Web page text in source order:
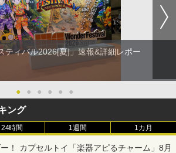
ティバル2026[夏]」速報&詳細レポー
● ● ● ● ● ●
ング
24時間 1週間 1カ月
！ カプセルトイ「楽器アピるチャーム」8月